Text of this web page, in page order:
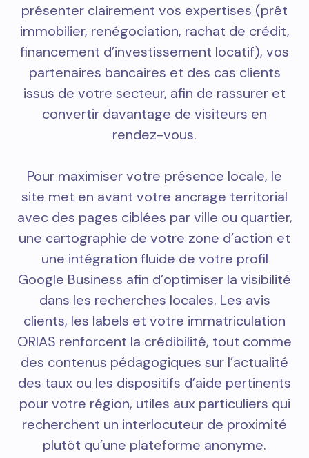
présenter clairement vos expertises (prêt
immobilier, renégociation, rachat de crédit,
financement d’investissement locatif), vos
partenaires bancaires et des cas clients
issus de votre secteur, afin de rassurer et
convertir davantage de visiteurs en
rendez-vous.
Pour maximiser votre présence locale, le
site met en avant votre ancrage territorial
avec des pages ciblées par ville ou quartier,
une cartographie de votre zone d’action et
une intégration fluide de votre profil
Google Business afin d’optimiser la visibilité
dans les recherches locales. Les avis
clients, les labels et votre immatriculation
ORIAS renforcent la crédibilité, tout comme
des contenus pédagogiques sur l’actualité
des taux ou les dispositifs d’aide pertinents
pour votre région, utiles aux particuliers qui
recherchent un interlocuteur de proximité
plutôt qu’une plateforme anonyme.